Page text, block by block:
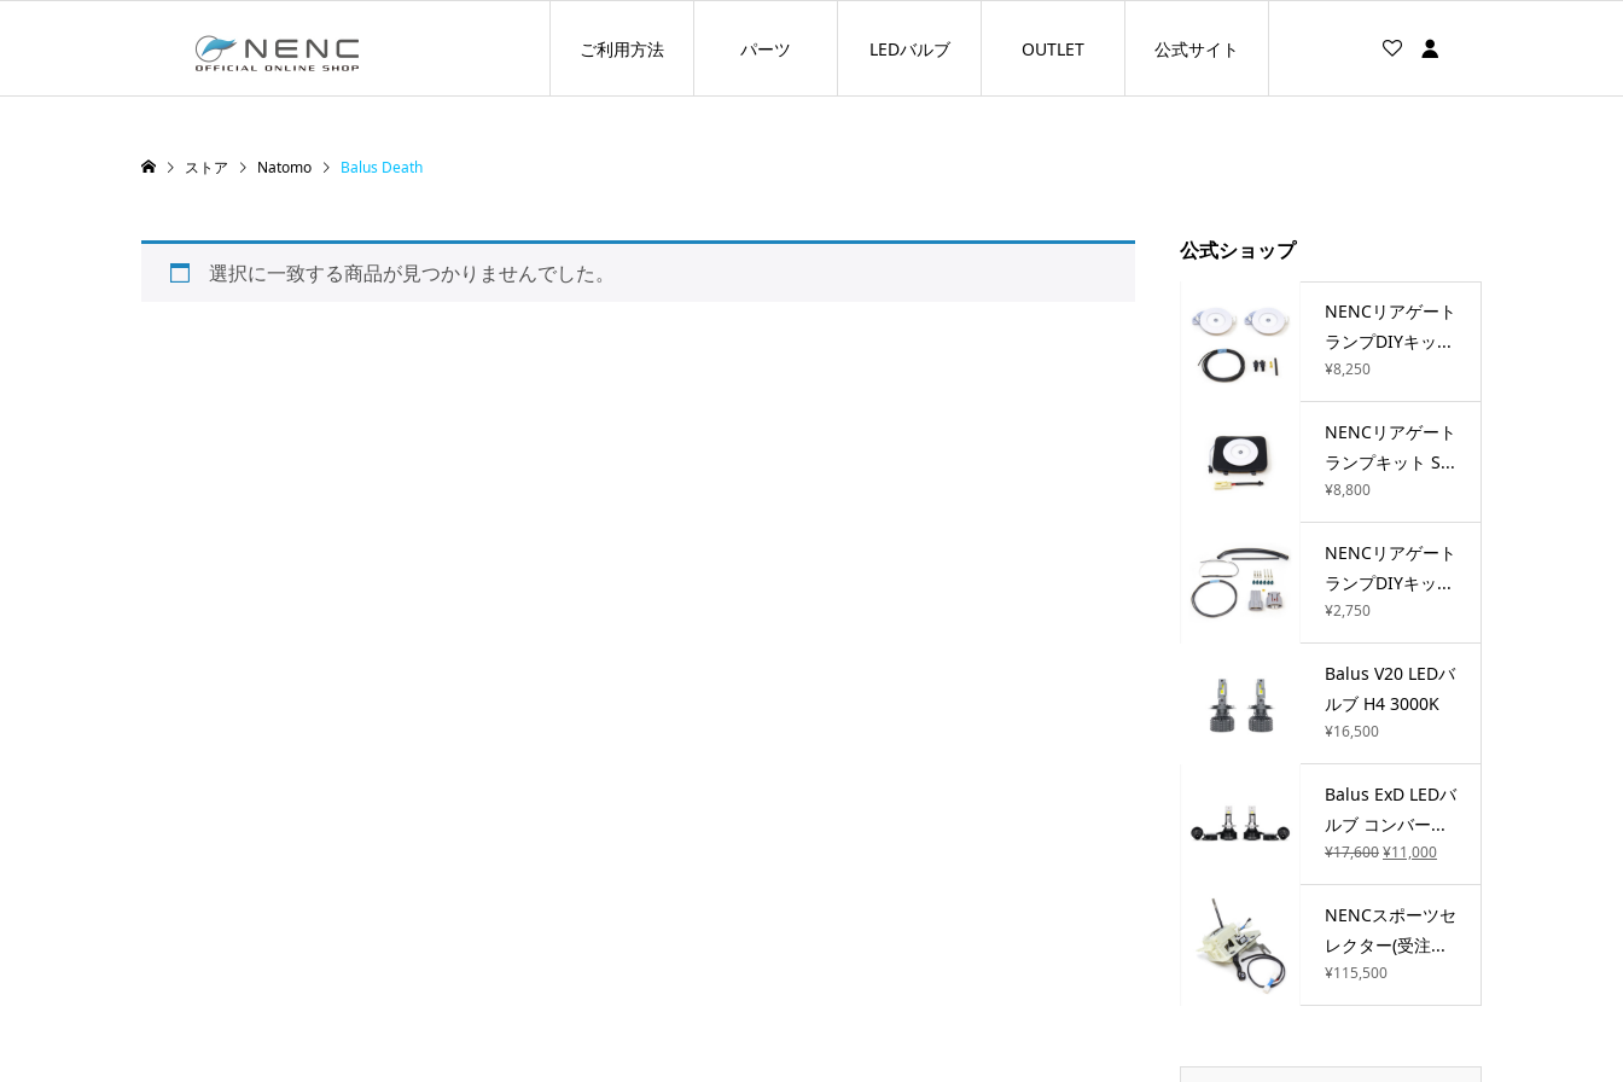
ご利用方法 パーツ LEDバルブ OUTLET 公式サイト
ストア Natomo Balus Death
選択に一致する商品が見つかりませんでした。
公式ショップ
NENCリアゲート
ランプDIYキッ...
¥8,250
NENCリアゲート
ランプキット S...
¥8,800
NENCリアゲート
ランプDIYキッ...
¥2,750
Balus V20 LEDバ
ルブ H4 3000K
¥16,500
Balus ExD LEDバ
ルブ コンバー...
¥17,600¥11,000
NENCスポーツセ
レクター(受注...
¥115,500